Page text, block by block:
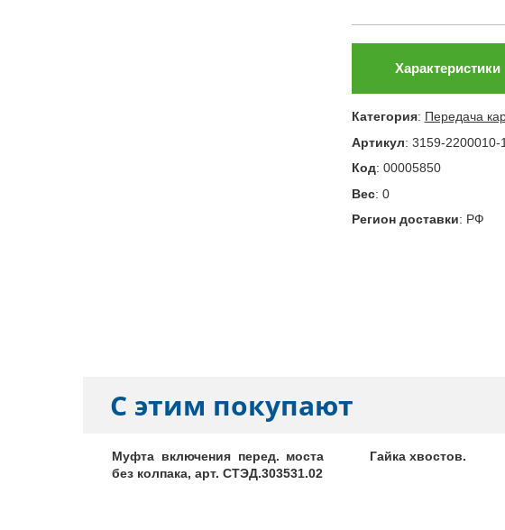
Характеристики
Категория: Передача
Артикул: 3159-2200010-
Код: 00005850
Вес: 0
Регион доставки: РФ
С этим покупают
Муфта включения перед. моста
без колпака, арт. СТЭД.303531.02
Гайка хвостов.